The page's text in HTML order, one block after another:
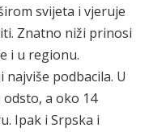
svijeta i vjeruje
Znatno niži prinosi
i u regionu.
podbacila. U
a oko 14
Ipak i Srpska i